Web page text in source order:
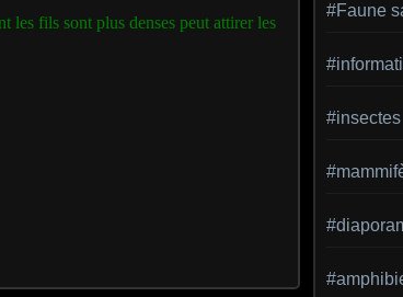
les fils sont plus denses peut attirer les
#Faune
#insectes